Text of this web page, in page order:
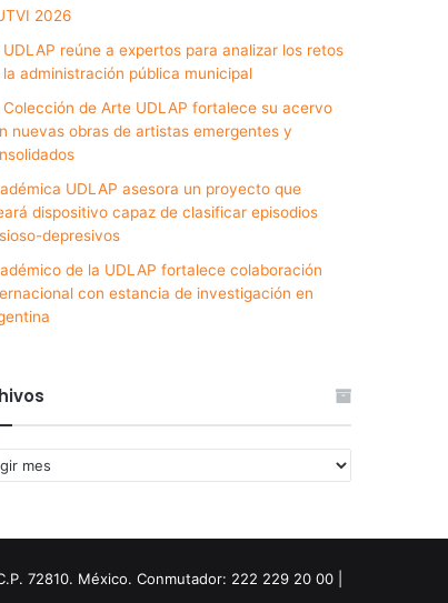
2026
UDLAP reúne a expertos para analizar los retos
la administración pública municipal
Colección de Arte UDLAP fortalece su acervo
nuevas obras de artistas emergentes y
UDLAP asesora un proyecto que
dispositivo capaz de clasificar episodios
depresivos
de la UDLAP fortalece colaboración
con estancia de investigación en
72810. México. Conmutador: 222 229 20 00 |